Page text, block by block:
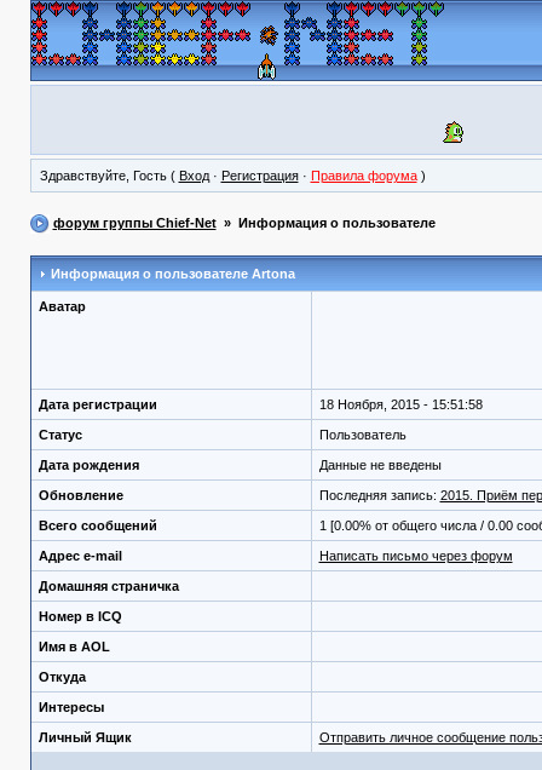
Здравствуйте, Гость ( Вход· Регистрация· Правила форума)
форум группы Chief-Net» Информация о пользователе
Информация о пользователе Artona
Аватар
Дата регистрации 18 Ноября, 2015 - 15:51:58
Статус Пользователь
Дата рождения Данные не введены
Обновление Последняя запись: 2015. Приём
Всего сообщений 1 [0.00% от общего числа / 0.00
Адрес e-mail Написать письмо через форум
Домашняя страничка
Номер в ICQ
Имя в AOL
Откуда
Интересы
Личный Ящик Отправить личное сообщение